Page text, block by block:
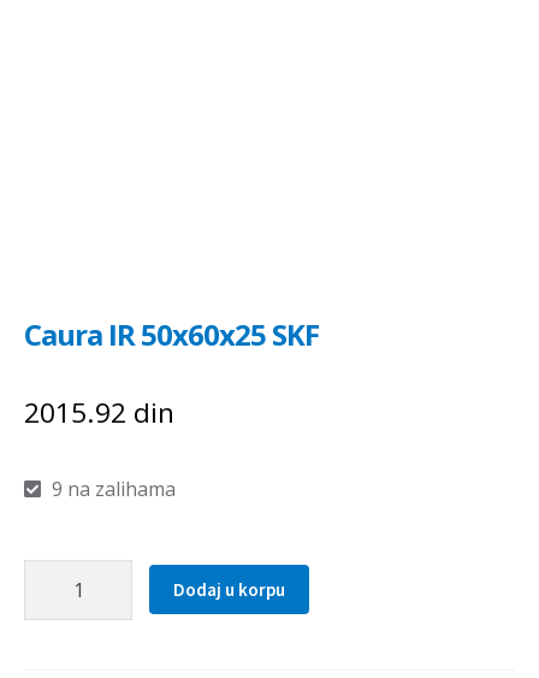
Caura IR 50x60x25 SKF
2015.92 din
9 na zalihama
Dodaj u korpu